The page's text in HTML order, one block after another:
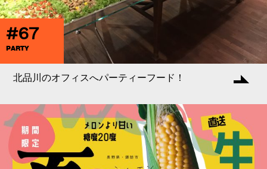
#67
PARTY
北品川のオフィスへパーティーフード！